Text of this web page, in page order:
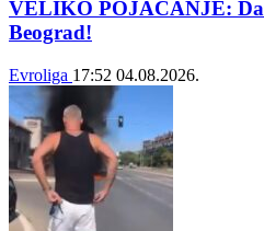
VELIKO POJAČANJE:
Beograd!
Evroliga 17:52 04.08.2026.